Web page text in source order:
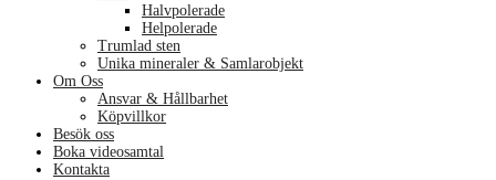
Halvpolerade
Helpolerade
Trumlad sten
Unika mineraler & Samlarobjekt
Om Oss
Ansvar & Hållbarhet
Köpvillkor
Besök oss
Boka videosamtal
Kontakta